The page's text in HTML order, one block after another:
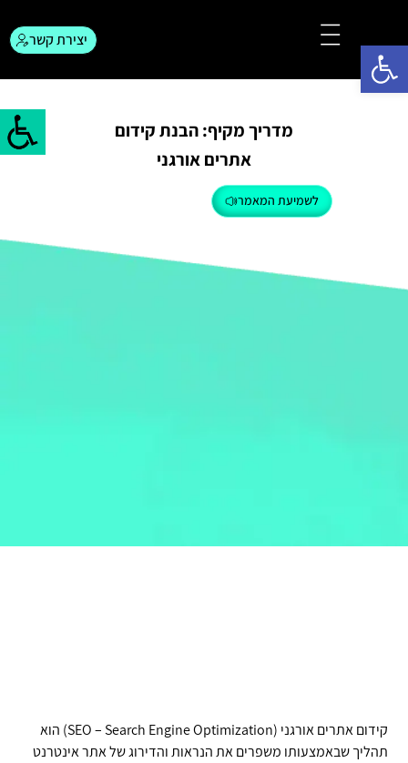
יצירת קשר
מדריך מקיף: הבנת קידום
אתרים אורגני
לשמיעת המאמר
קידום אתרים אורגני (SEO – Search Engine Optimization) הוא
תהליך שבאמצעותו משפרים את הנראות והדירוג של אתר אינטרנט
פתח סרגל נגישות